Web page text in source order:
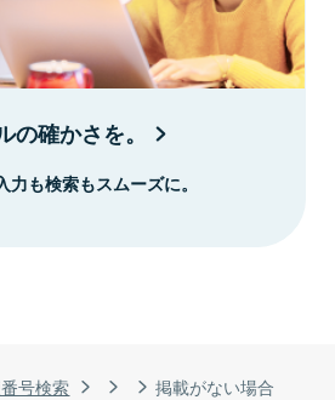
号検索 掲載がない場合
確かさを。
も検索もスムーズに。